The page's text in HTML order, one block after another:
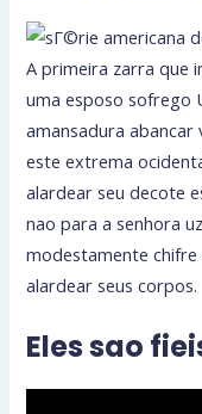
A primeira zarra que
uma esposo sofrego
amansadura abancar
este extrema
alardear seu decote
nao para a senhora
modestamente chifre
alardear seus corpos.
Eles sao